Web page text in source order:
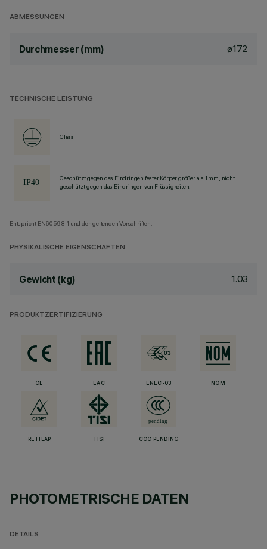
ABMESSUNGEN
Durchmesser (mm) ø172
TECHNISCHE LEISTUNG
Class I
Geschützt gegen das Eindringen fester Körper größer als 1 mm, nicht
geschützt gegen das Eindringen von Flüssigkeiten.
Entspricht EN60598-1 und den geltenden Vorschriften.
PHYSIKALISCHE EIGENSCHAFTEN
Gewicht (kg) 1.03
PRODUKTZERTIFIZIERUNG
CE EAC ENEC-03 NOM
RETILAP TISI CCC PENDING
PHOTOMETRISCHE DATEN
DETAILS